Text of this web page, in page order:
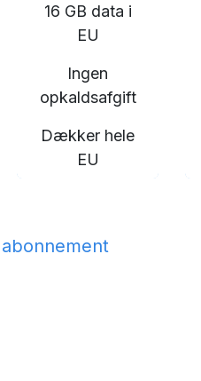
16 GB data i
EU
Ingen
opkaldsafgift
Dækker hele
EU
abonnement